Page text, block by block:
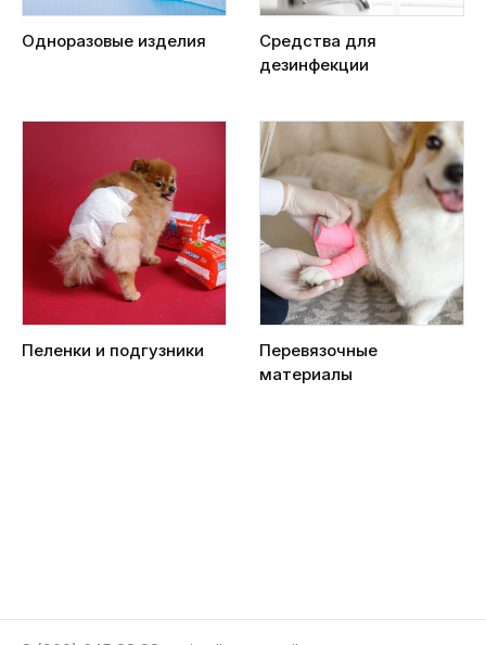
Одноразовые изделия
Средства для
дезинфекции
Пеленки и подгузники
Перевязочные
материалы